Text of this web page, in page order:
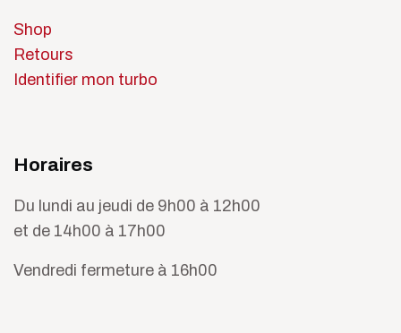
Shop
Retours
Identifier mon turbo
Horaires
Du lundi au jeudi de 9h00 à 12h00
et de 14h00 à 17h00
Vendredi fermeture à 16h00